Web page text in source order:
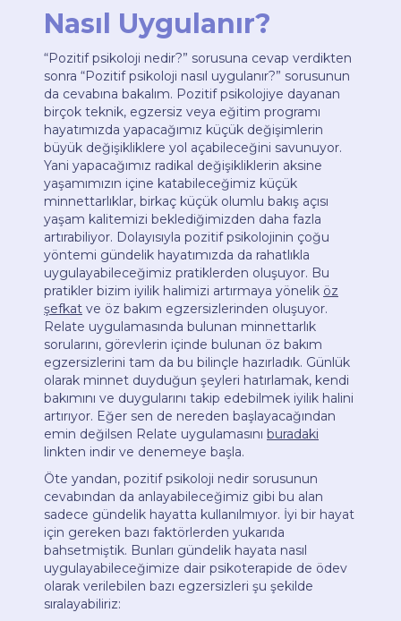
Nasıl Uygulanır?
“Pozitif psikoloji nedir?” sorusuna cevap verdikten
sonra “Pozitif psikoloji nasıl uygulanır?” sorusunun
da cevabına bakalım. Pozitif psikolojiye dayanan
birçok teknik, egzersiz veya eğitim programı
hayatımızda yapacağımız küçük değişimlerin
büyük değişikliklere yol açabileceğini savunuyor.
Yani yapacağımız radikal değişikliklerin aksine
yaşamımızın içine katabileceğimiz küçük
minnettarlıklar, birkaç küçük olumlu bakış açısı
yaşam kalitemizi beklediğimizden daha fazla
artırabiliyor. Dolayısıyla pozitif psikolojinin çoğu
yöntemi gündelik hayatımızda da rahatlıkla
uygulayabileceğimiz pratiklerden oluşuyor. Bu
pratikler bizim iyilik halimizi artırmaya yönelik öz
şefkat ve öz bakım egzersizlerinden oluşuyor.
Relate uygulamasında bulunan minnettarlık
sorularını, görevlerin içinde bulunan öz bakım
egzersizlerini tam da bu bilinçle hazırladık. Günlük
olarak minnet duyduğun şeyleri hatırlamak, kendi
bakımını ve duygularını takip edebilmek iyilik halini
artırıyor. Eğer sen de nereden başlayacağından
emin değilsen Relate uygulamasını buradaki
linkten indir ve denemeye başla.
Öte yandan, pozitif psikoloji nedir sorusunun
cevabından da anlayabileceğimiz gibi bu alan
sadece gündelik hayatta kullanılmıyor. İyi bir hayat
için gereken bazı faktörlerden yukarıda
bahsetmiştik. Bunları gündelik hayata nasıl
uygulayabileceğimize dair psikoterapide de ödev
olarak verilebilen bazı egzersizleri şu şekilde
sıralayabiliriz: